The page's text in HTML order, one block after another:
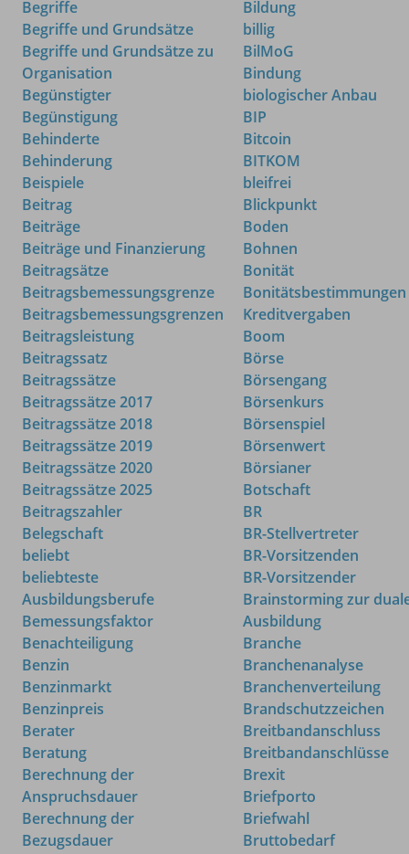
Begriffe
Begriffe und Grundsätze
Begriffe und Grundsätze zu
Organisation
Begünstigter
Begünstigung
Behinderte
Behinderung
Beispiele
Beitrag
Beiträge
Beiträge und Finanzierung
Beitragsätze
Beitragsbemessungsgrenze
Beitragsbemessungsgrenzen
Beitragsleistung
Beitragssatz
Beitragssätze
Beitragssätze 2017
Beitragssätze 2018
Beitragssätze 2019
Beitragssätze 2020
Beitragssätze 2025
Beitragszahler
Belegschaft
beliebt
beliebteste
Ausbildungsberufe
Bemessungsfaktor
Benachteiligung
Benzin
Benzinmarkt
Benzinpreis
Berater
Beratung
Berechnung der
Anspruchsdauer
Berechnung der
Bezugsdauer
Bildung
billig
BilMoG
Bindung
biologischer Anbau
BIP
Bitcoin
BITKOM
bleifrei
Blickpunkt
Boden
Bohnen
Bonität
Kreditvergaben
Boom
Börse
Börsengang
Börsenkurs
Börsenspiel
Börsenwert
Börsianer
Botschaft
BR
BR-Stellvertreter
BR-Vorsitzenden
BR-Vorsitzender
Brainstorming zur
Ausbildung
Branche
Branchenanalyse
Branchenverteilung
Brandschutzzeichen
Breitbandanschluss
Breitbandanschlüsse
Brexit
Briefporto
Briefwahl
Bruttobedarf